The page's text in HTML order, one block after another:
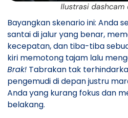
Ilustrasi dashcam
Bayangkan skenario ini: Anda
santai di jalur yang benar,
kecepatan, dan tiba-tiba
kiri memotong tajam lalu
Brak! Tabrakan tak
pengemudi di depan justru
Anda yang kurang fokus dan
belakang.